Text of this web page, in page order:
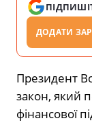
ДОДАТИ
Президент
закон, який
фінансової